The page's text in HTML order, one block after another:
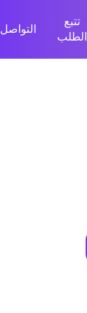
تتبع
الطلب
التواصل